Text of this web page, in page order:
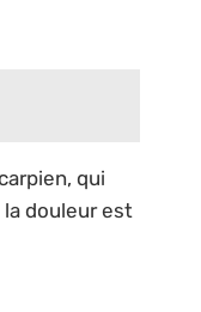
qui
douleur est